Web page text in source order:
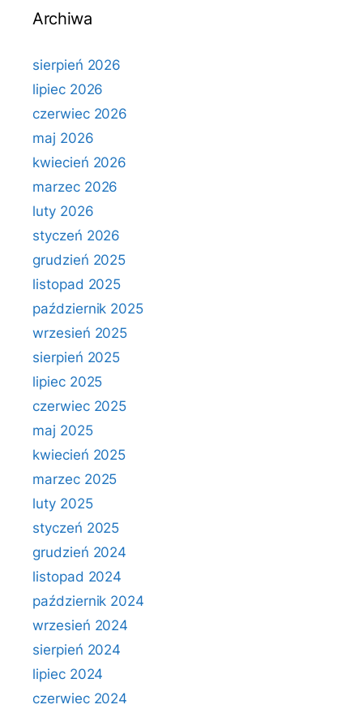
Archiwa
sierpień 2026
lipiec 2026
czerwiec 2026
maj 2026
kwiecień 2026
marzec 2026
luty 2026
styczeń 2026
grudzień 2025
listopad 2025
październik 2025
wrzesień 2025
sierpień 2025
lipiec 2025
czerwiec 2025
maj 2025
kwiecień 2025
marzec 2025
luty 2025
styczeń 2025
grudzień 2024
listopad 2024
październik 2024
wrzesień 2024
sierpień 2024
lipiec 2024
czerwiec 2024